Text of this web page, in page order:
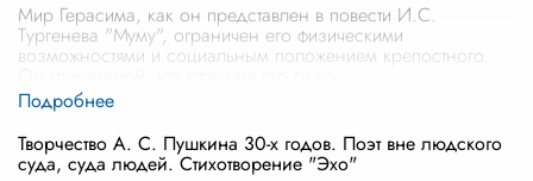
Мир Герасима, как он представлен в повести И.С.
Тургенева "Муму", ограничен его физическими
возможностями и социальным положением крепостного.
Творчество А. С. Пушкина 30-х годов. Поэт вне людского
суда, суда людей. Стихотворение "Эхо"